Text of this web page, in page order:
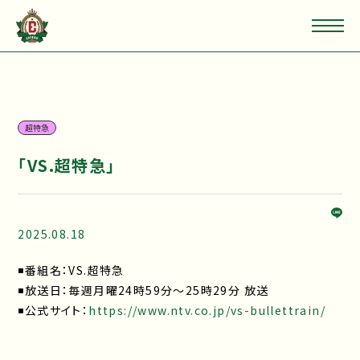
超特急
「VS.超特急」
2025.08.18
◾️番組名：VS.超特急
◾️放送日：毎週月曜24時59分～25時29分 放送
◾️公式サイト： https://www.ntv.co.jp/vs-bullettrain/